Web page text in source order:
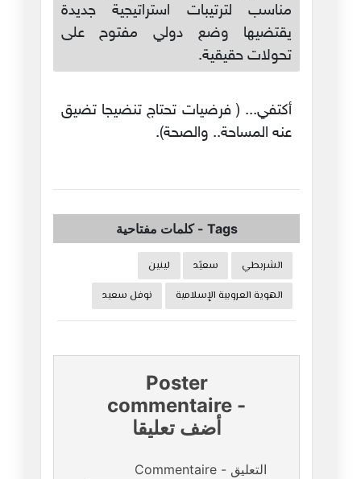
مناسب لترتيبات استراتيجية جديدة
يقتضيها وضع دولي مفتوح على
تحولات حقيقية.
أكتفي... ( فرضيات تحتاج تنضيجا تضيق
عنه المساحة.. والصحة).
Tags
-كلمات مفتاحية
الشربطي سعيّد
لينين
الهوية العروبية الإسلامية
نوفل سعيد
Poster
commentaire -
أضف تعليقا
Commentaire - التعليق